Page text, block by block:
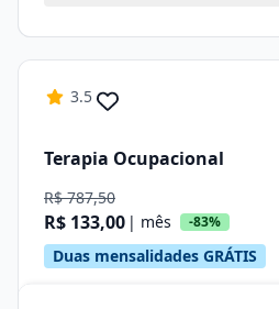
3.5
Terapia Ocupacional
R$ 787,50
R$ 133,00 | mês -83%
Duas mensalidades GRÁTIS